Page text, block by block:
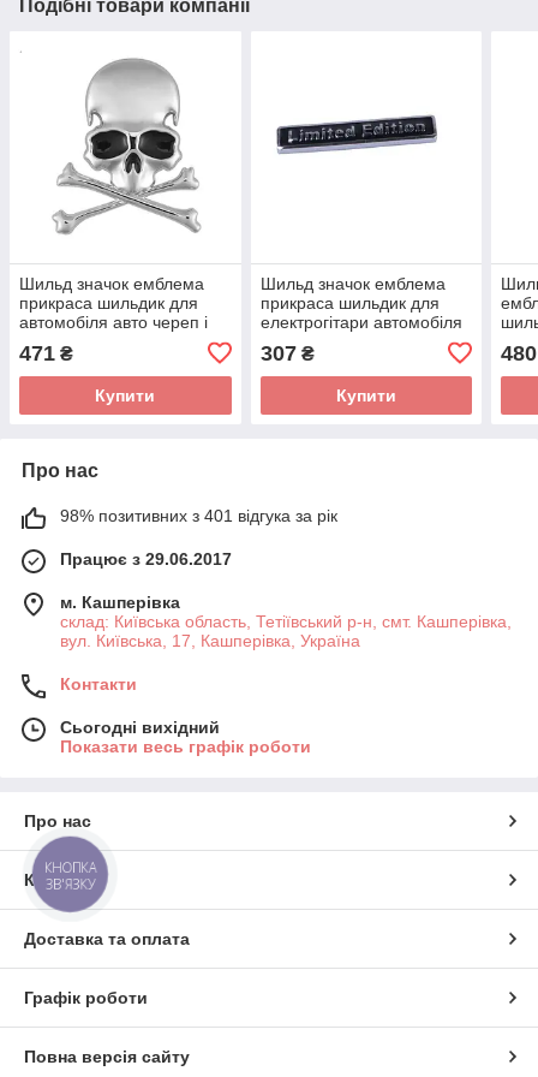
Подібні товари компанії
Шильд значок емблема
прикраса шильдик для
автомобіля авто череп і
471 ₴
Купити
Шильд значок емблема
прикраса шильдик для
електрогітари автомобіля
авто limited edition чорний
307₴
Купити
480
Про нас
98% позитивних з 401 відгука за рік
Працює з 29.06.2017
м. Кашперівка
склад: Київська область, Тетіївський р-н, смт. Кашперівка,
вул. Київська, 17, Кашперівка, Україна
Контакти
Сьогодні вихідний
Показати весь графік роботи
Про нас
Контакти
Доставка та оплата
Графік роботи
Повна версія сайту
КНОПКА
ЗВ'ЯЗКУ